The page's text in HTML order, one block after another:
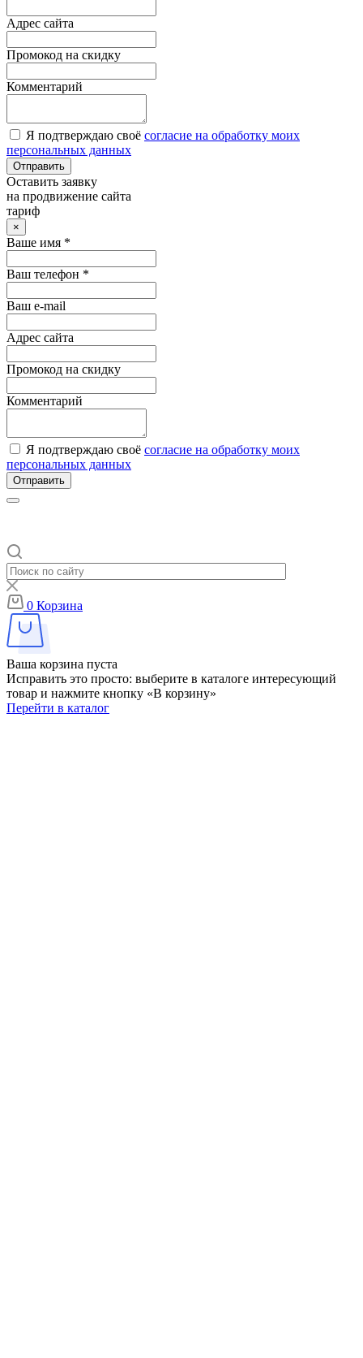
Адрес сайта
Промокод на скидку
Комментарий
Я подтверждаю своё согласие на обработку моих
персональных данных
Отправить
Оставить заявку
на продвижение сайта
тариф
×
Ваше имя *
Ваш телефон *
Ваш e-mail
Адрес сайта
Промокод на скидку
Комментарий
Я подтверждаю своё согласие на обработку моих
персональных данных
Отправить
0 Корзина
Ваша корзина пуста
Исправить это просто: выберите в каталоге интересующий
товар и нажмите кнопку «В корзину»
Перейти в каталог